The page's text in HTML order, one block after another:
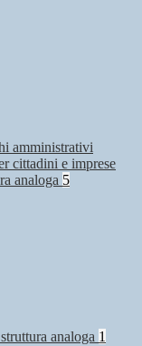
amministrativi
cittadini e imprese
analoga 5
analoga 1